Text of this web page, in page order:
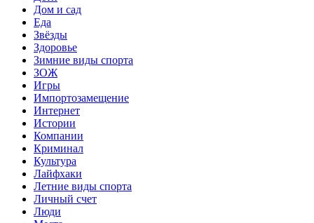
Дом и сад
Еда
Звёзды
Здоровье
Зимние виды спорта
ЗОЖ
Игры
Импортозамещение
Интернет
Истории
Компании
Криминал
Культура
Лайфхаки
Летние виды спорта
Личный счет
Люди